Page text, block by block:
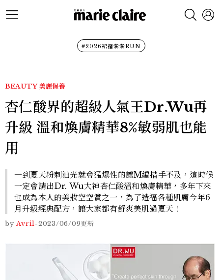
#2026裙襬澎澎RUN
BEAUTY 美麗保養
杏仁酸界的超級人氣王Dr.Wu再
升級 溫和煥膚精華8%敏弱肌也能
用
一到夏天粉刺油光就會猛爆性的讓M編措手不及，這時候
一定會請出Dr. Wu大神杏仁酸溫和煥膚精華，多年下來
也成為本人的美妝空空賞之一，為了造福各種肌膚今年6
月升級經典配方，讓大家都有舒爽美肌過夏天！
by Avril-2023/06/09更新